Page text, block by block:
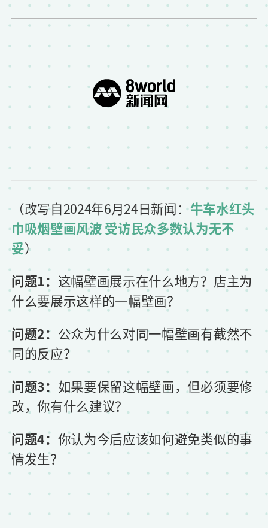
（改写自2024年6月24日新闻：牛车水红头
巾吸烟壁画风波 受访民众多数认为无不
妥）
问题1： 这幅壁画展示在什么地方？店主为
什么要展示这样的一幅壁画？
问题2： 公众为什么对同一幅壁画有截然不
同的反应？
问题3： 如果要保留这幅壁画，但必须要修
改，你有什么建议？
问题4： 你认为今后应该如何避免类似的事
情发生？